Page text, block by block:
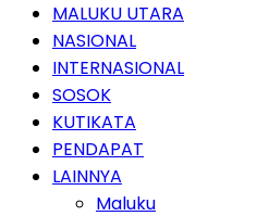
MALUKU UTARA
NASIONAL
INTERNASIONAL
SOSOK
KUTIKATA
PENDAPAT
LAINNYA
Maluku